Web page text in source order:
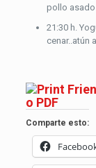
pollo
21:30 h.
cenar..atún
o PDF
Comparte esto: